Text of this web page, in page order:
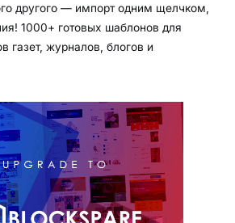
другого — импорт одним щелчком,
1000+ готовых шаблонов для
газет, журналов, блогов и